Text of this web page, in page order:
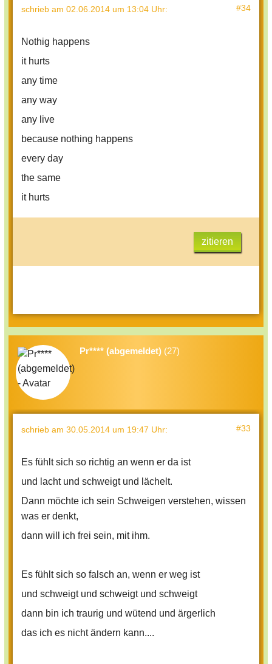
schrieb am 02.06.2014 um 13:04 Uhr: #34
Nothig happens
it hurts
any time
any way
any live
because nothing happens
every day
the same
it hurts
zitieren
Pr**** (abgemeldet) (27)
schrieb am 30.05.2014 um 19:47 Uhr: #33
Es fühlt sich so richtig an wenn er da ist
und lacht und schweigt und lächelt.
Dann möchte ich sein Schweigen verstehen, wissen
was er denkt,
dann will ich frei sein, mit ihm.
Es fühlt sich so falsch an, wenn er weg ist
und schweigt und schweigt und schweigt
dann bin ich traurig und wütend und ärgerlich
das ich es nicht ändern kann....